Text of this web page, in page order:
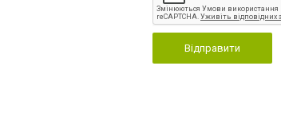
Відправити